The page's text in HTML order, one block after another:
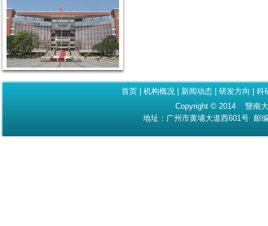
首页 |机构概况 新闻动态 |研发方向 |科
Copyright © 2014 暨南
地址：广州市黄埔大道西601号 邮